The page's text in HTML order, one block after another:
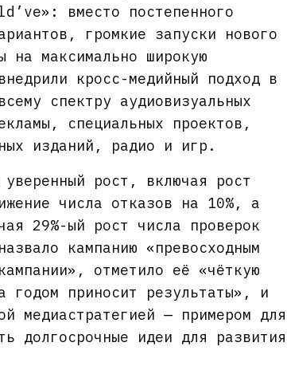
вместо постепенного
громкие запуски нового
на максимально широкую
кросс-медийный подход в
спектру аудиовизуальных
специальных проектов,
изданий, радио и игр.
уверенный рост, включая рост
числа отказов на 10%, а
29%-ый рост числа проверок
кампанию «превосходным
отметило её «чёткую
годом приносит результаты», и
медиастратегией — примером для
долгосрочные идеи для развития